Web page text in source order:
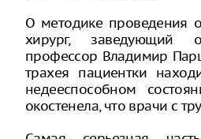
О методике проведения
хирург, заведующий
профессор Владимир
трахея пациентки
недееспособном
окостенела, что врачи с